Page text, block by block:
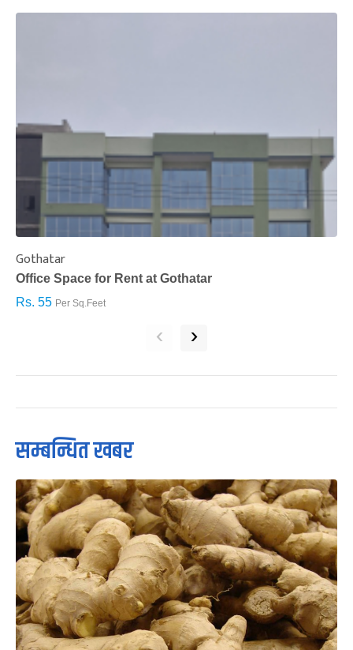
Gothatar
Office Space for Rent at Gothatar
Rs. 55 Per Sq.Feet
‹ ›
सम्बन्धित खबर